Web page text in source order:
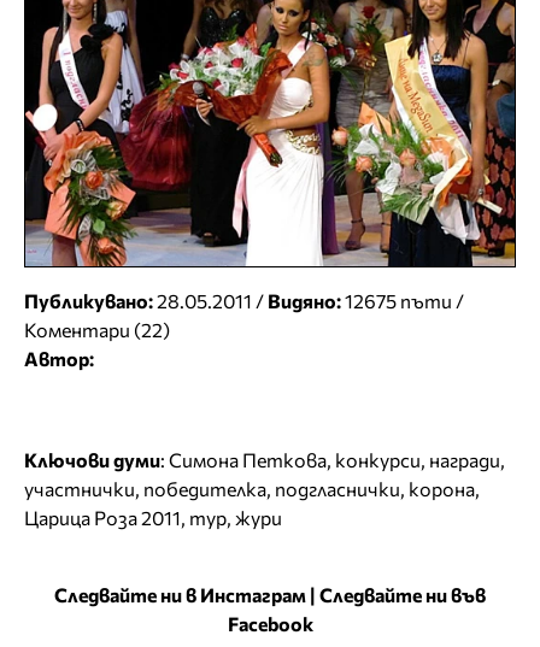
Публикувано:28.05.2011 / Видяно:12675 пъти /
Коментари (22)
Автор:
Ключови думи: Симона Петкова, конкурси, награди,
участнички, победителка, подгласнички, корона,
Царица Роза 2011, тур, жури
Следвайте ни в Инстаграм | Следвайте ни във
Facebook